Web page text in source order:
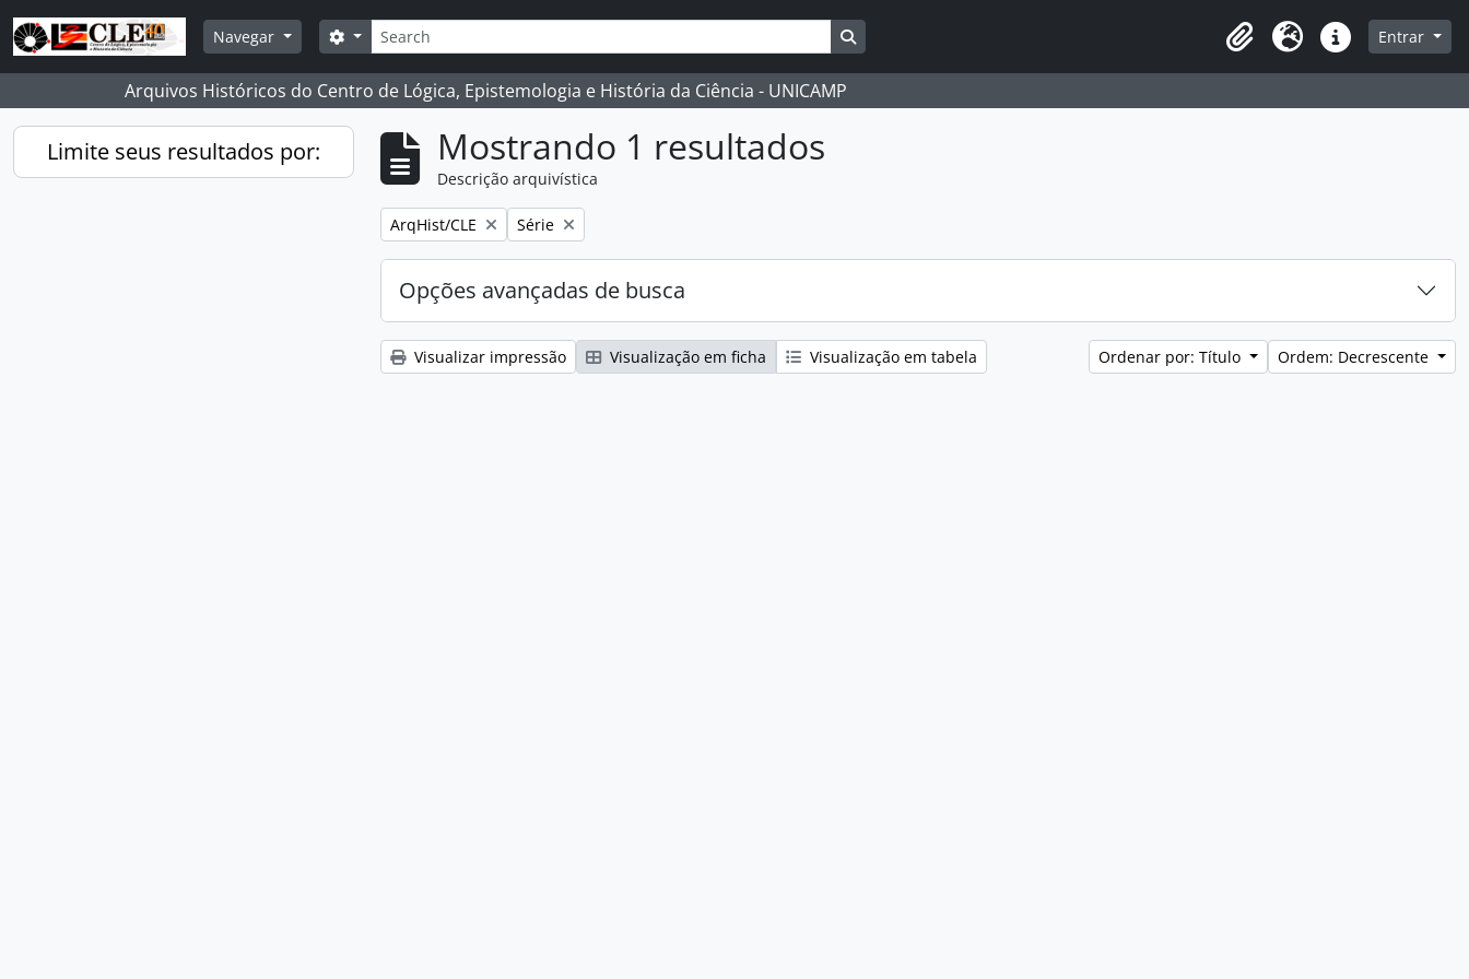
Skip to main content
Navegar
Buscar
Opções de busca
Clipboard
Idioma Atalhos Entrar
Arquivos Históricos do Centro de Lógica, Epistemologia e História da Ciência - UNICAMP
Limite seus resultados por: Mostrando 1 resultados
Descrição arquivística
Remover filtro:
ArqHist/CLE Remover filtro:
Série
Opções avançadas de busca
Visualizar impressão Visualização em ficha Visualização em tabela Ordenar por: Título Ordem: Decrescente